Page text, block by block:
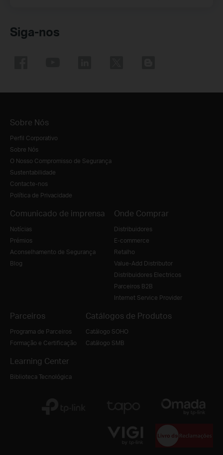
Siga-nos
Sobre Nós
Perfil Corporativo
Sobre Nós
O Nosso Compromisso de Segurança
Sustentabilidade
Contacte-nos
Política de Privacidade
Comunicado de imprensa
Notícias
Prémios
Aconselhamento de Segurança
Blog
Onde Comprar
Distribuidores
E-commerce
Retalho
Value-Add Distributor
Distribuidores Electricos
Parceiros B2B
Internet Service Provider
Parceiros
Programa de Parceiros
Formação e Certificação
Catálogos de Produtos
Catálogo SOHO
Catálogo SMB
Learning Center
Biblioteca Tecnológica